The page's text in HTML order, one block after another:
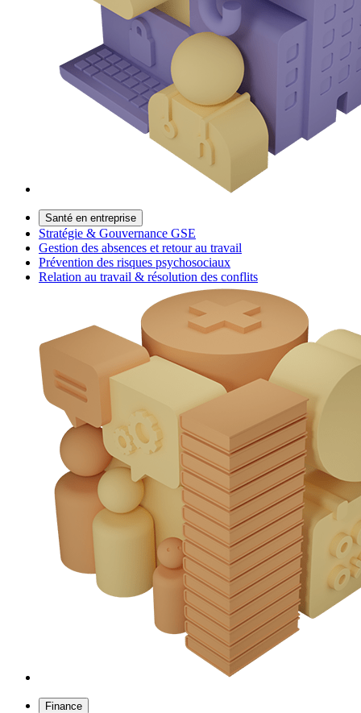
Santé en entreprise
Stratégie & Gouvernance GSE
Gestion des absences et retour au travail
Prévention des risques psychosociaux
Relation au travail & résolution des conflits
Finance